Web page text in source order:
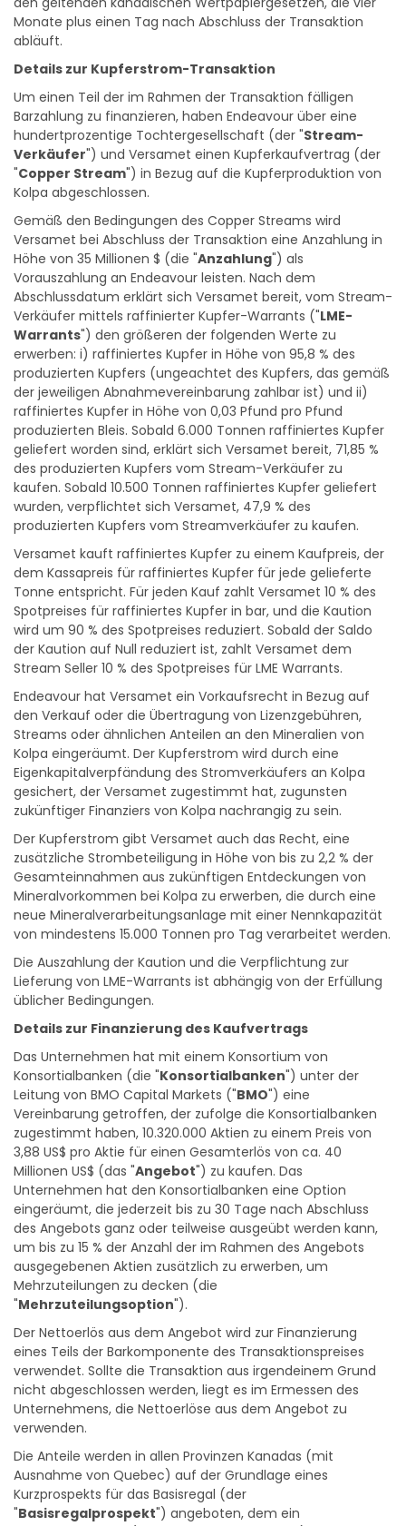
Monate plus einen Tag nach Abschluss der Transaktion
abläuft.
Um einen Teil der im Rahmen der Transaktion fälligen
Barzahlung zu finanzieren, haben Endeavour über eine
hundertprozentige Tochtergesellschaft (der "Stream-
Verkäufer") und Versamet einen Kupferkaufvertrag (der
"Copper Stream ") in Bezug auf die Kupferproduktion von
Kolpa abgeschlossen.
Gemäß den Bedingungen des Copper Streams wird
Versamet bei Abschluss der Transaktion eine Anzahlung in
Höhe von 35 Millionen $ (die "Anzahlung") als
Vorauszahlung an Endeavour leisten. Nach dem
Abschlussdatum erklärt sich Versamet bereit, vom Stream-
Verkäufer mittels raffinierter Kupfer-Warrants ("LME-
Warrants") den größeren der folgenden Werte zu
erwerben: i) raffiniertes Kupfer in Höhe von 95,8 % des
produzierten Kupfers (ungeachtet des Kupfers, das gemäß
der jeweiligen Abnahmevereinbarung zahlbar ist) und ii)
raffiniertes Kupfer in Höhe von 0,03 Pfund pro Pfund
produzierten Bleis. Sobald 6.000 Tonnen raffiniertes Kupfer
geliefert worden sind, erklärt sich Versamet bereit, 71,85 %
des produzierten Kupfers vom Stream-Verkäufer zu
kaufen. Sobald 10.500 Tonnen raffiniertes Kupfer geliefert
wurden, verpflichtet sich Versamet, 47,9 % des
produzierten Kupfers vom Streamverkäufer zu kaufen.
Versamet kauft raffiniertes Kupfer zu einem Kaufpreis, der
dem Kassapreis für raffiniertes Kupfer für jede gelieferte
Tonne entspricht. Für jeden Kauf zahlt Versamet 10 % des
Spotpreises für raffiniertes Kupfer in bar, und die Kaution
wird um 90 % des Spotpreises reduziert. Sobald der Saldo
der Kaution auf Null reduziert ist, zahlt Versamet dem
Stream Seller 10 % des Spotpreises für LME Warrants.
Endeavour hat Versamet ein Vorkaufsrecht in Bezug auf
den Verkauf oder die Übertragung von Lizenzgebühren,
Streams oder ähnlichen Anteilen an den Mineralien von
Kolpa eingeräumt. Der Kupferstrom wird durch eine
Eigenkapitalverpfändung des Stromverkäufers an Kolpa
gesichert, der Versamet zugestimmt hat, zugunsten
zukünftiger Finanziers von Kolpa nachrangig zu sein.
Der Kupferstrom gibt Versamet auch das Recht, eine
zusätzliche Strombeteiligung in Höhe von bis zu 2,2 % der
Gesamteinnahmen aus zukünftigen Entdeckungen von
Mineralvorkommen bei Kolpa zu erwerben, die durch eine
neue Mineralverarbeitungsanlage mit einer Nennkapazität
von mindestens 15.000 Tonnen pro Tag verarbeitet werden.
Die Auszahlung der Kaution und die Verpflichtung zur
Lieferung von LME-Warrants ist abhängig von der Erfüllung
üblicher Bedingungen.
Details zur Finanzierung des Kaufvertrags
Das Unternehmen hat mit einem Konsortium von
Konsortialbanken (die "Konsortialbanken") unter der
Leitung von BMO Capital Markets ("BMO") eine
Vereinbarung getroffen, der zufolge die Konsortialbanken
zugestimmt haben, 10.320.000 Aktien zu einem Preis von
3,88 US$ pro Aktie für einen Gesamterlös von ca. 40
Millionen US$ (das "Angebot") zu kaufen. Das
Unternehmen hat den Konsortialbanken eine Option
eingeräumt, die jederzeit bis zu 30 Tage nach Abschluss
des Angebots ganz oder teilweise ausgeübt werden kann,
um bis zu 15 % der Anzahl der im Rahmen des Angebots
ausgegebenen Aktien zusätzlich zu erwerben, um
Mehrzuteilungen zu decken (die
"Mehrzuteilungsoption").
Der Nettoerlös aus dem Angebot wird zur Finanzierung
eines Teils der Barkomponente des Transaktionspreises
verwendet. Sollte die Transaktion aus irgendeinem Grund
nicht abgeschlossen werden, liegt es im Ermessen des
Unternehmens, die Nettoerlöse aus dem Angebot zu
verwenden.
Ausnahme von Quebec) auf der Grundlage eines
Kurzprospekts für das Basisregal (der
"Basisregalprospekt") angeboten, dem ein
Prospektnachtrag (der " Prospektnachtrag") beigefügt